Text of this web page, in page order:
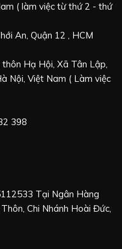
( làm việc từ thứ 2 - thứ
An, Quận 12 , HCM
Hạ Hội, Xã Tân Lập,
Nội, Việt Nam ( Làm việc
398
Tại Ngân Hàng
Chi Nhánh Hoài Đức,